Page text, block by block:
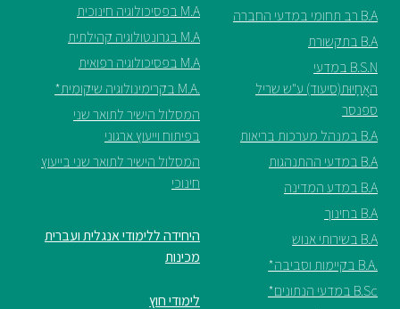
B.A רב תחומי במדעי החברה
B.A בתקשורת
B.S.N במדעי
האֲחָיוּת(סיעוד) ע"ש שריל
ספנסר
B.A במנהל מערכות בריאות
B.A במדעי ההתנהגות
B.A במדע המדינה
B.A בחינוך
B.A בשירותי אנוש
.B.A בקיימות וסביבה*
B.Sc במדעי הנתונים*
M.A בפסיכולוגיה חינוכית
M.A בגרונטולוגיה קהילתית
M.A בפסיכולוגיה רפואית
.M.A בקרימינולוגיה שיקומית*
המסלול הישיר לתואר שני
בפיתוח וייעוץ ארגוני
המסלול הישיר לתואר שני בייעוץ
חינוכי
היחידה ללימודי אנגלית ועברית
מכינות
לימודי חוץ